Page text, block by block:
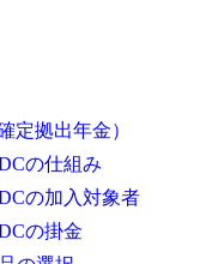
定拠出年金）
の仕組み
の加入対象者
の掛金